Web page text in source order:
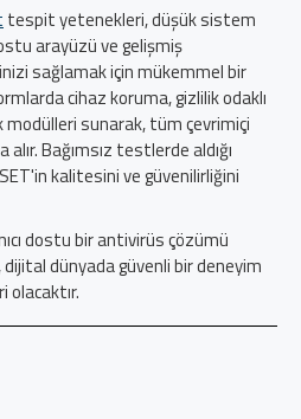
tespit yetenekleri, düşük sistem
arayüzü ve gelişmiş
sağlamak için mükemmel bir
cihaz koruma, gizlilik odaklı
sunarak, tüm çevrimiçi
Bağımsız testlerde aldığı
kalitesini ve güvenilirliğini
dostu bir antivirüs çözümü
dijital dünyada güvenli bir deneyim
olacaktır.